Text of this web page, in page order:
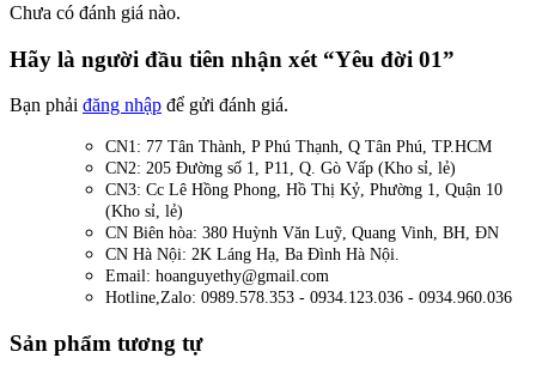
Chưa có đánh giá nào.
Hãy là người đầu tiên nhận xét “Yêu đời 01”
Bạn phải đăng nhập để gửi đánh giá.
CN1: 77 Tân Thành, P Phú Thạnh, Q Tân Phú, TP.HCM
CN2: 205 Đường số 1, P11, Q. Gò Vấp (Kho sỉ, lẻ)
CN3: Cc Lê Hồng Phong, Hồ Thị Kỷ, Phường 1, Quận 10
(Kho sỉ, lẻ)
CN Biên hòa: 380 Huỳnh Văn Luỹ, Quang Vinh, BH, ĐN
CN Hà Nội: 2K Láng Hạ, Ba Đình Hà Nội.
Email: hoanguyethy@gmail.com
Hotline,Zalo: 0989.578.353 - 0934.123.036 - 0934.960.036
Sản phẩm tương tự